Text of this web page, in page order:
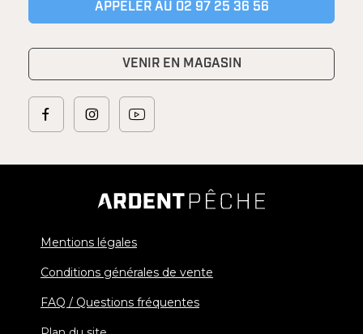
APPELER AU 02 97 25 36 56
VENIR EN MAGASIN
Mentions légales
Conditions générales de vente
FAQ / Questions fréquentes